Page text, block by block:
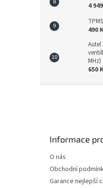
4
490
Autel
MHz)
650
Informace
O nás
Obchodní
Garance nejlepší